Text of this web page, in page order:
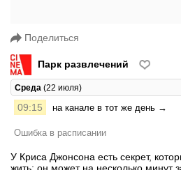
Поделиться
Парк развлечений
Среда (22 июля)
09:15 на канале в тот же день →
Ошибка в расписании
У Криса Джонсона есть секрет,